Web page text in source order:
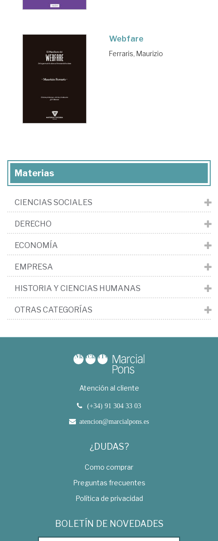
Webfare
Ferraris, Maurizio
Materias
CIENCIAS SOCIALES
DERECHO
ECONOMÍA
EMPRESA
HISTORIA Y CIENCIAS HUMANAS
OTRAS CATEGORÍAS
Atención al cliente
(+34) 91 304 33 03
atencion@marcialpons.es
¿DUDAS?
Como comprar
Preguntas frecuentes
Política de privacidad
BOLETÍN DE NOVEDADES